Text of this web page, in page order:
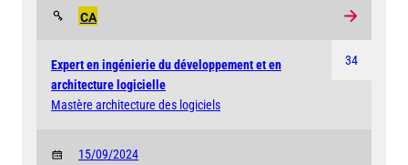
CA
34
Expert en ingénierie du développement et en
architecture logicielle
Mastère architecture des logiciels
15/09/2024